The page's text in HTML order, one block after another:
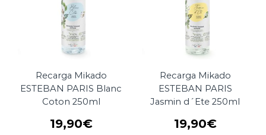
Recarga Mikado
ESTEBAN PARIS Blanc
Coton 250ml
19,90€
Recarga Mikado
ESTEBAN PARIS
Jasmin d´Ete 250ml
19,90€